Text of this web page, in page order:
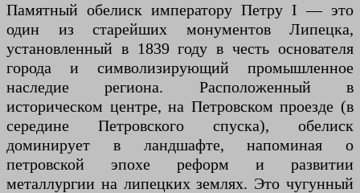
Памятный обелиск императору Петру I — это
один из старейших монументов Липецка,
установленный в 1839 году в честь основателя
города и символизирующий промышленное
наследие региона. Расположенный в
историческом центре, на Петровском проезде (в
середине Петровского спуска), обелиск
доминирует в ландшафте, напоминая о
петровской эпохе реформ и развитии
металлургии на липецких землях. Это чугунный